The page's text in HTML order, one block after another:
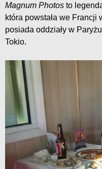
Magnum Photos to
która powstała we Francji
posiada oddziały w
Tokio.